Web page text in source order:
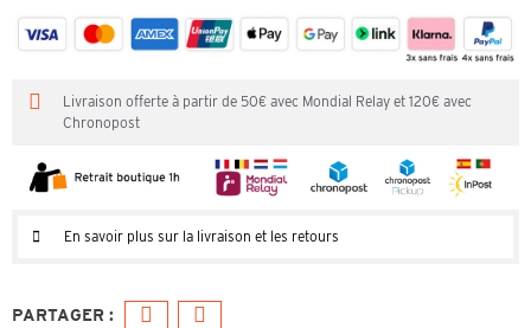
Livraison offerte à partir de 50€ avec Mondial Relay et 120€ avec
Chronopost
En savoir plus sur la livraison et les retours